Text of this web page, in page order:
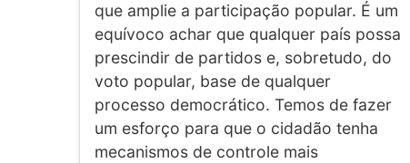
que amplie a participação popular. É um
equívoco achar que qualquer país possa
prescindir de partidos e, sobretudo, do
voto popular, base de qualquer
processo democrático. Temos de fazer
um esforço para que o cidadão tenha
mecanismos de controle mais